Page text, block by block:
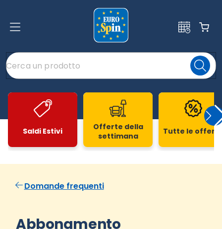
Saldi Estivi
Offerte della
settimana
Tutte le
Domande frequenti
Abbonamento